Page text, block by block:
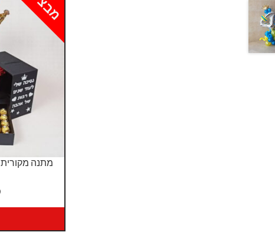
מתנה